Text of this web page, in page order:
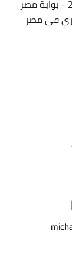
الشامل لأفضل الفرص الاستثمارية في 2026 - بوابة مصر
في مصر